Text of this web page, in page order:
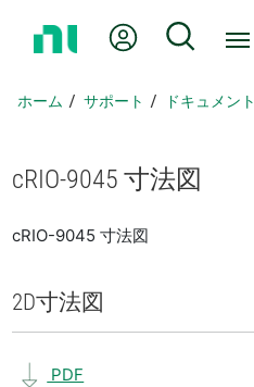
ペ
に
戻
Myアカウント
検索
ホーム サポート ドキュメント
cRIO-9045 寸法図
cRIO-9045 寸法図
2D寸法図
PDF